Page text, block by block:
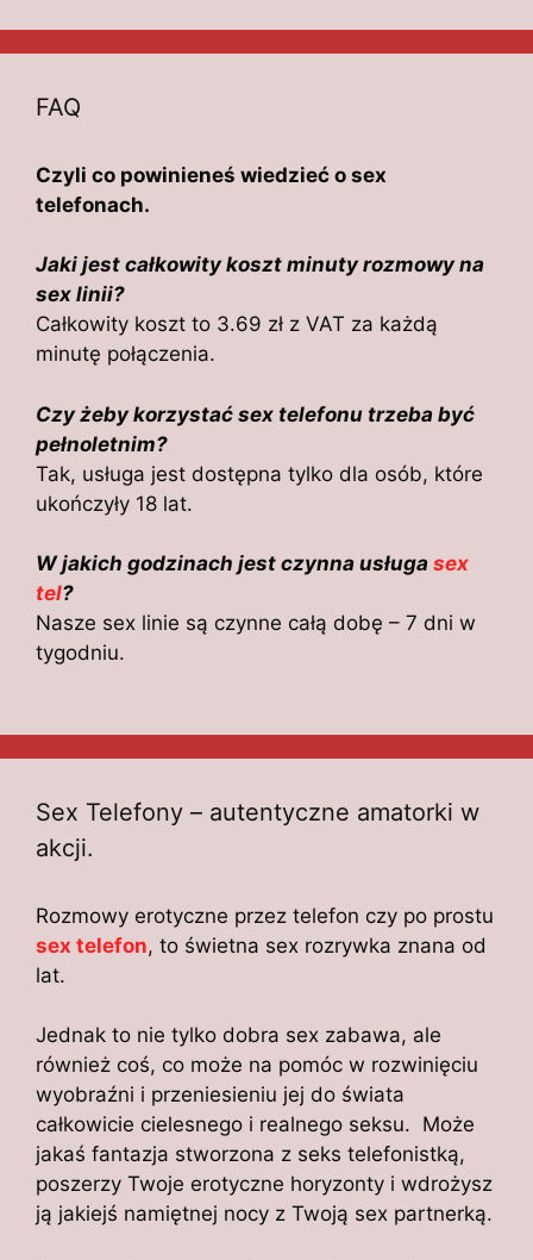
FAQ
Czyli co powinieneś wiedzieć o sex
telefonach.
Jaki jest całkowity koszt minuty rozmowy na
sex linii?
Całkowity koszt to 3.69 zł z VAT za każdą
minutę połączenia.
Czy żeby korzystać sex telefonu trzeba być
pełnoletnim?
Tak, usługa jest dostępna tylko dla osób, które
ukończyły 18 lat.
W jakich godzinach jest czynna usługa sex
tel?
Nasze sex linie są czynne całą dobę – 7 dni w
tygodniu.
Sex Telefony – autentyczne amatorki w
akcji.
Rozmowy erotyczne przez telefon czy po prostu
sex telefon, to świetna sex rozrywka znana od
lat.
Jednak to nie tylko dobra sex zabawa, ale
również coś, co może na pomóc w rozwinięciu
wyobraźni i przeniesieniu jej do świata
całkowicie cielesnego i realnego seksu. Może
jakaś fantazja stworzona z seks telefonistką,
poszerzy Twoje erotyczne horyzonty i wdrożysz
ją jakiejś namiętnej nocy z Twoją sex partnerką.